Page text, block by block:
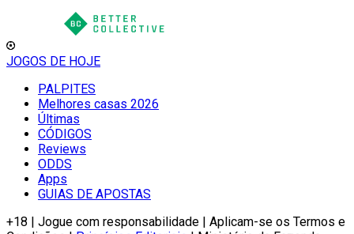
JOGOS DE HOJE
PALPITES
Melhores casas 2026
Últimas
CÓDIGOS
Reviews
ODDS
Apps
GUIAS DE APOSTAS
+18 | Jogue com responsabilidade | Aplicam-se os Termos e